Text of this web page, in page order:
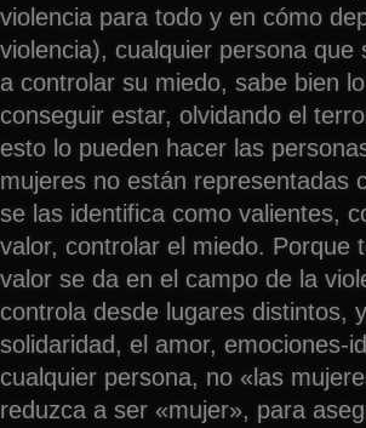
violencia para todo y en cómo
violencia), cualquier persona
a controlar su miedo, sabe bien
conseguir estar, olvidando el
esto lo pueden hacer las
mujeres no están representadas
se las identifica como valientes,
valor, controlar el miedo. Porque
valor se da en el campo de la
controla desde lugares distintos,
solidaridad, el amor, emociones-
cualquier persona, no «las
reduzca a ser «mujer», para